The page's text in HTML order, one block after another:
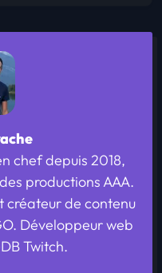
chef depuis 2018,
productions AAA.
créateur de contenu
Développeur web
Twitch.